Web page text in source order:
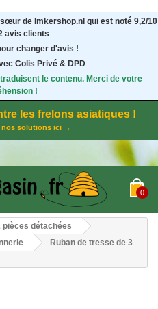
de Imkershop.nl qui est noté 9,2/10
avis clients
changer d'avis !
Colis Privé & DPD
le contenu. Merci de votre
!
les frelons asiatiques !
nos solutions ici →
0
pièces détachées
Ruban de tresse de 3